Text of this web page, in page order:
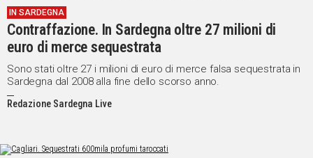
IN SARDEGNA
Contraffazione. In Sardegna oltre 27 milioni di
euro di merce sequestrata
Sono stati oltre 27 i milioni di euro di merce falsa sequestrata in
Sardegna dal 2008 alla fine dello scorso anno.
Redazione Sardegna Live